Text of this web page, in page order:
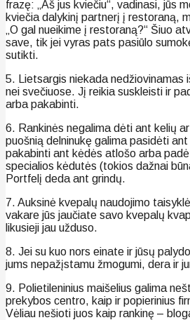
frazę: „Aš jus kviečiu“, vadinasi, jūs
kviečia dalykinį partnerį į restoraną,
„O gal nueikime į restoraną?“ Šiuo
save, tik jei vyras pats pasiūlo
sutikti.
5. Lietsargis niekada nedžiovinamas
nei svečiuose. Jį reikia suskleisti ir
arba pakabinti.
6. Rankinės negalima dėti ant kelių
puošnią delninukę galima pasidėti
pakabinti ant kėdės atlošo arba
specialios kėdutės (tokios dažnai
Portfelį deda ant grindų.
7. Auksinė kvepalų naudojimo
vakare jūs jaučiate savo kvepalų
likusieji jau užduso.
8. Jei su kuo nors einate ir jūsų
jums nepažįstamu žmogumi, dera ir
9. Polietileninius maišelius galima
prekybos centro, kaip ir popierinius
Vėliau nešioti juos kaip rankinę –